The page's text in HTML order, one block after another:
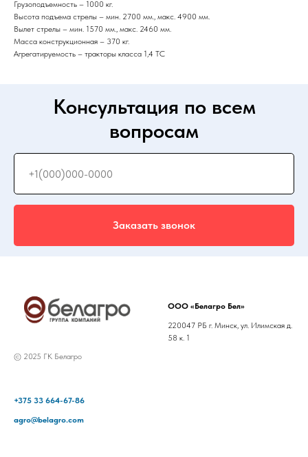
Грузоподъемность – 1000 кг.
Высота подъема стрелы – мин. 2700 мм., макс. 4900 мм.
Вылет стрелы – мин. 1570 мм., макс. 2460 мм.
Масса конструкционная – 370 кг.
Агрегатируемость – тракторы класса 1,4 ТС
Консультация по всем
вопросам
Заказать звонок
© 2025 ГК Белагро
ООО «Белагро Бел»
220047 РБ г. Минск, ул. Илимская д.
58 к. 1
+375 33 664-67-86
agro@belagro.com